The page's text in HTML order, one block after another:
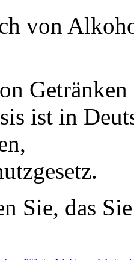
von
ist in
Sie, das